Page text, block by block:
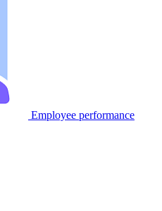
Employee performance